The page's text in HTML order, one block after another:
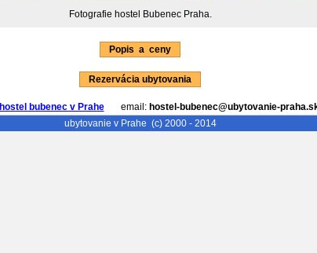
Fotografie hostel Bubenec Praha.
Popis a ceny
Rezervácia ubytovania
hostel bubenec v Praheemail: hostel-bubenec@ubytovanie-
ubytovanie v Prahe (c) 2000 - 2014